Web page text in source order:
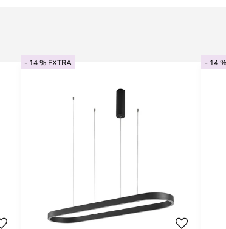
- 14 % EXTRA - 14